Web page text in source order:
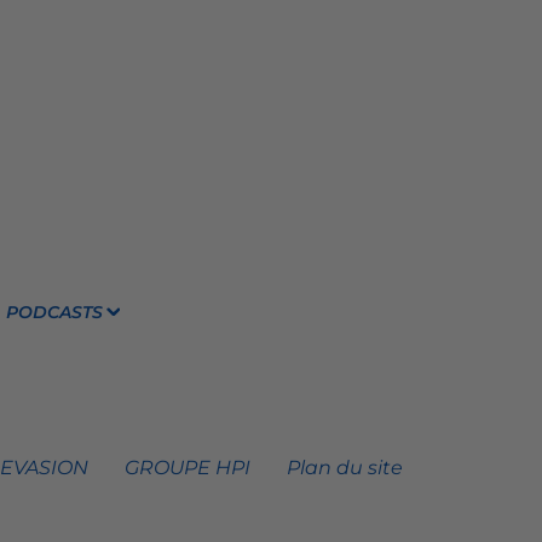
PODCASTS
GROUPE HPI Plan du site